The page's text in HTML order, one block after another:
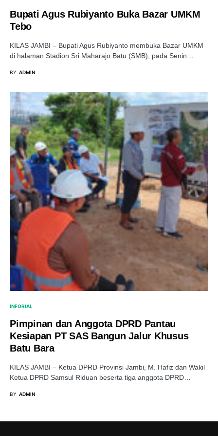
Bupati Agus Rubiyanto Buka Bazar UMKM
Tebo
KILAS JAMBI – Bupati Agus Rubiyanto membuka Bazar UMKM
di halaman Stadion Sri Maharajo Batu (SMB), pada Senin…
BY ADMIN
INFORIAL
Pimpinan dan Anggota DPRD Pantau
Kesiapan PT SAS Bangun Jalur Khusus
Batu Bara
KILAS JAMBI – Ketua DPRD Provinsi Jambi, M. Hafiz dan Wakil
Ketua DPRD Samsul Riduan beserta tiga anggota DPRD…
BY ADMIN